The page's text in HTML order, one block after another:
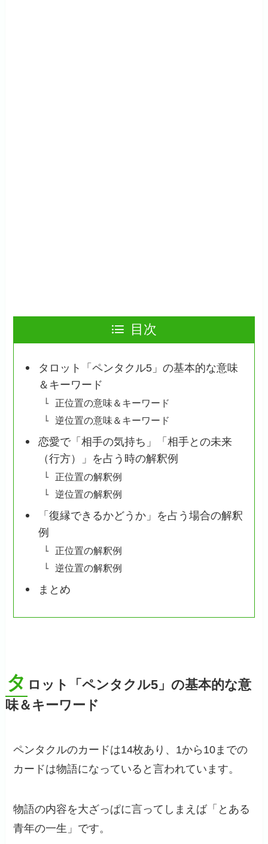
目次
タロット「ペンタクル5」の基本的な意味
＆キーワード
正位置の意味＆キーワード
逆位置の意味＆キーワード
恋愛で「相手の気持ち」「相手との未来
（行方）」を占う時の解釈例
正位置の解釈例
逆位置の解釈例
「復縁できるかどうか」を占う場合の解釈
例
正位置の解釈例
逆位置の解釈例
まとめ
タ ロット「ペンタクル5」の基本的な意
味＆キーワード
ペンタクルのカードは14枚あり、1から10までの
カードは物語になっていると言われています。
物語の内容を大ざっぱに言ってしまえば「とある
青年の一生」です。